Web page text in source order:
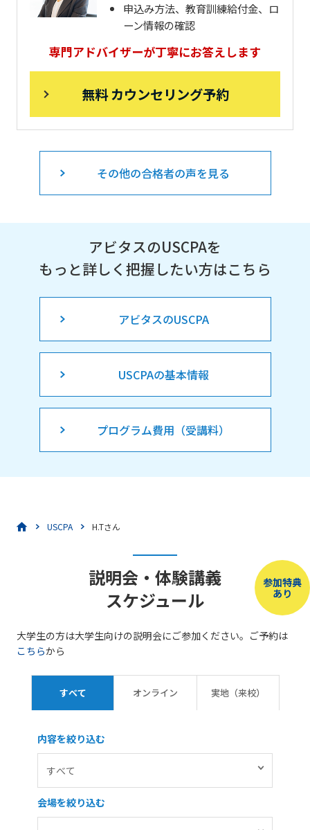
申込み方法、教育訓練給付金、ロ
ーン情報の確認
専門アドバイザーが丁寧にお答えします
無料 カウンセリング予約
その他の合格者の声を見る
アビタスのUSCPAを
もっと詳しく把握したい方はこちら
アビタスのUSCPA
USCPAの基本情報
プログラム費用（受講料）
USCPA H.Tさん
参加特典
あり
説明会・体験講義
スケジュール
大学生の方は大学生向けの説明会にご参加ください。ご予約は
こちらから
すべて オンライン 実地（来校）
内容を絞り込む
会場を絞り込む